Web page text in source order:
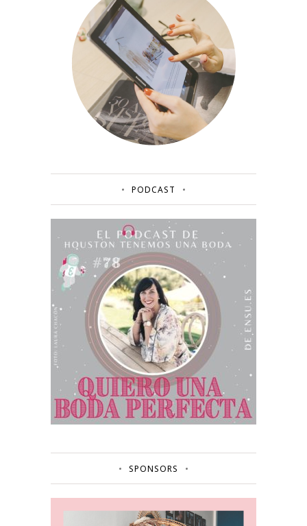
PODCAST
SPONSORS